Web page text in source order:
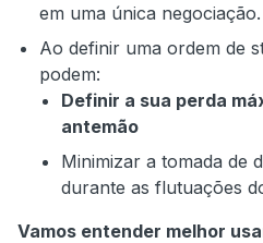
em uma única negociação.
Ao definir uma ordem de
podem:
Definir a sua perda
antemão
Minimizar a tomada de
durante as flutuações
Vamos entender melhor